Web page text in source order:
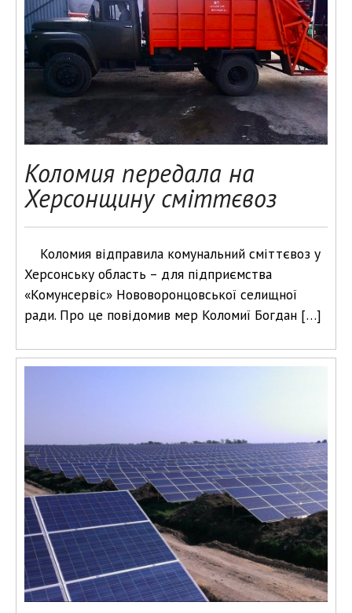
Коломия передала на
Херсонщину сміттєвоз
Коломия відправила комунальний сміттєвоз у
Херсонську область – для підприємства
«Комунсервіс» Нововоронцовської селищної
ради. Про це повідомив мер Коломиї Богдан […]